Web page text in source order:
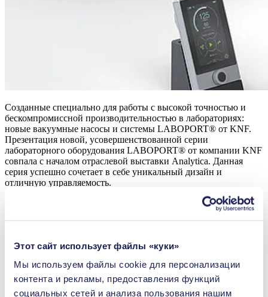
Этот сайт использует файлы «куки»
Мы используем файлы сookie для персонализации
контента и рекламы, предоставления функций
социальных сетей и анализа пользования нашим
Созданные специально для работы с высокой точностью и
бескомпромиссной производительностью в лабораториях:
новые вакуумные насосы и системы LABOPORT® от KNF.
Презентация новой, усовершенствованной серии
лабораторного оборудования LABOPORT® от компании KNF
совпала с началом отраслевой выставки Analytica. Данная
серия успешно сочетает в себе уникальный дизайн и
отличную управляемость.
Состоявшаяся в Мюнхене выставка Analytica была полностью
посвящена инновационным лабораторным продуктам,
технологическим процессам и решениям, которые будоражат
серии продуктов LABOPORT® все, кто уже работает с ней.
потребностях пользователей», говорит Корне Валкенбург,
научный руководитель подразделения лабораторного
оборудования KNF. «Мы всегда стремимся к тому, чтобы